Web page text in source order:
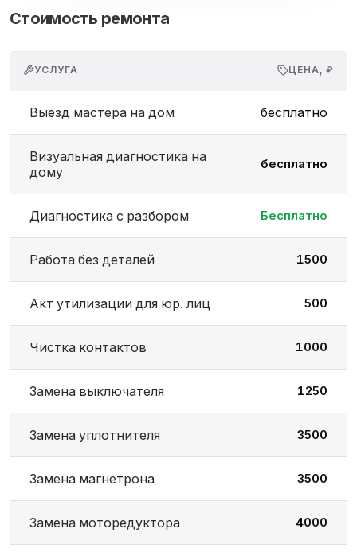
Стоимость ремонта
УСЛУГА ЦЕНА, ₽
Выезд мастера на дом бесплатно
Визуальная диагностика на
дому
бесплатно
Диагностика с разбором Бесплатно
Работа без деталей 1500
Акт утилизации для юр. лиц 500
Чистка контактов 1000
Замена выключателя 1250
Замена уплотнителя 3500
Замена магнетрона 3500
Замена моторедуктора 4000